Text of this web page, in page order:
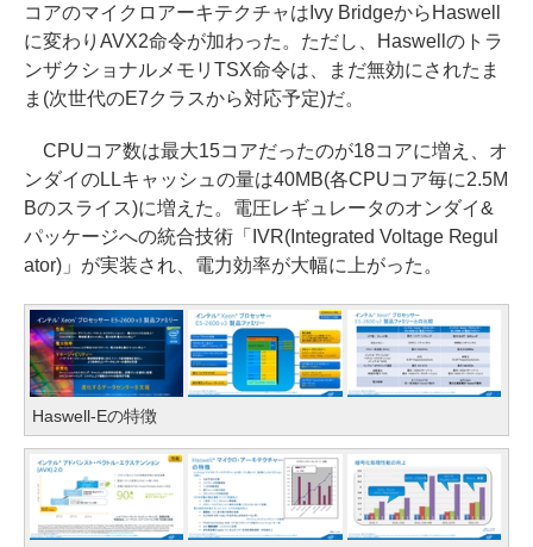
コアのマイクロアーキテクチャはIvy BridgeからHaswell
に変わりAVX2命令が加わった。ただし、Haswellのトラ
ンザクショナルメモリTSX命令は、まだ無効にされたま
ま(次世代のE7クラスから対応予定)だ。
CPUコア数は最大15コアだったのが18コアに増え、オ
ンダイのLLキャッシュの量は40MB(各CPUコア毎に2.5M
Bのスライス)に増えた。電圧レギュレータのオンダイ&
パッケージへの統合技術「IVR(Integrated Voltage Regul
ator)」が実装され、電力効率が大幅に上がった。
Haswell-Eの特徴